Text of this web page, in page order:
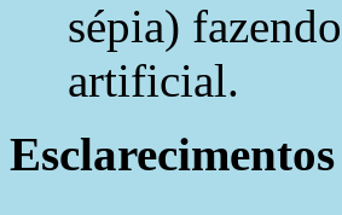
sépia)
artificial.